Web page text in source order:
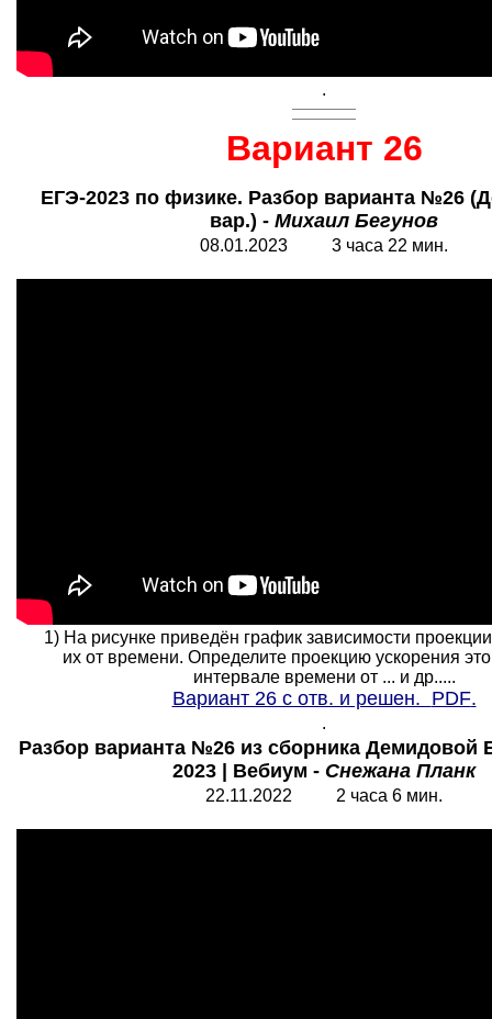
.
Вариант 26
ЕГЭ-2023 по физике. Разбор варианта №26
вар.) - Михаил Бегунов
08.01.2023 3 часа 22 мин.
1) На рисунке приведён график зависимости проекции
их от времени. Определите проекцию ускорения
интервале времени от ... и др.....
Вариант 26 с отв. и решен. PDF.
.
Разбор варианта №26 из сборника Демидовой
2023 | Вебиум - Снежана Планк
22.11.2022 2 часа 6 мин.